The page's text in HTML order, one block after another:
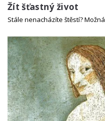
Žít šťastný život
Stále nenacházíte štěstí?